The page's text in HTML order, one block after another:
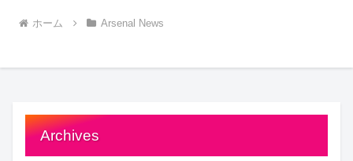
ホーム Arsenal News
Archives